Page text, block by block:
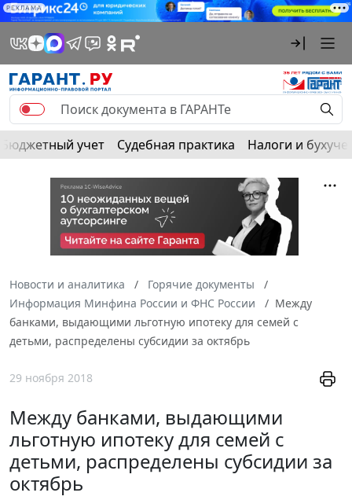
РЕКЛАМА
Бюджетный учет Судебная практика Налоги и
Новости и аналитика
Горячие документы
Информация Минфина России и ФНС России
Между
банками, выдающими льготную ипотеку для семей с
детьми, распределены субсидии за октябрь
29 ноября 2018
Между банками, выдающими
льготную ипотеку для семей с
детьми, распределены субсидии за
октябрь